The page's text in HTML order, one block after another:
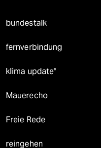
bundestalk
fernverbindung
klima update°
Mauerecho
Freie Rede
reingehen